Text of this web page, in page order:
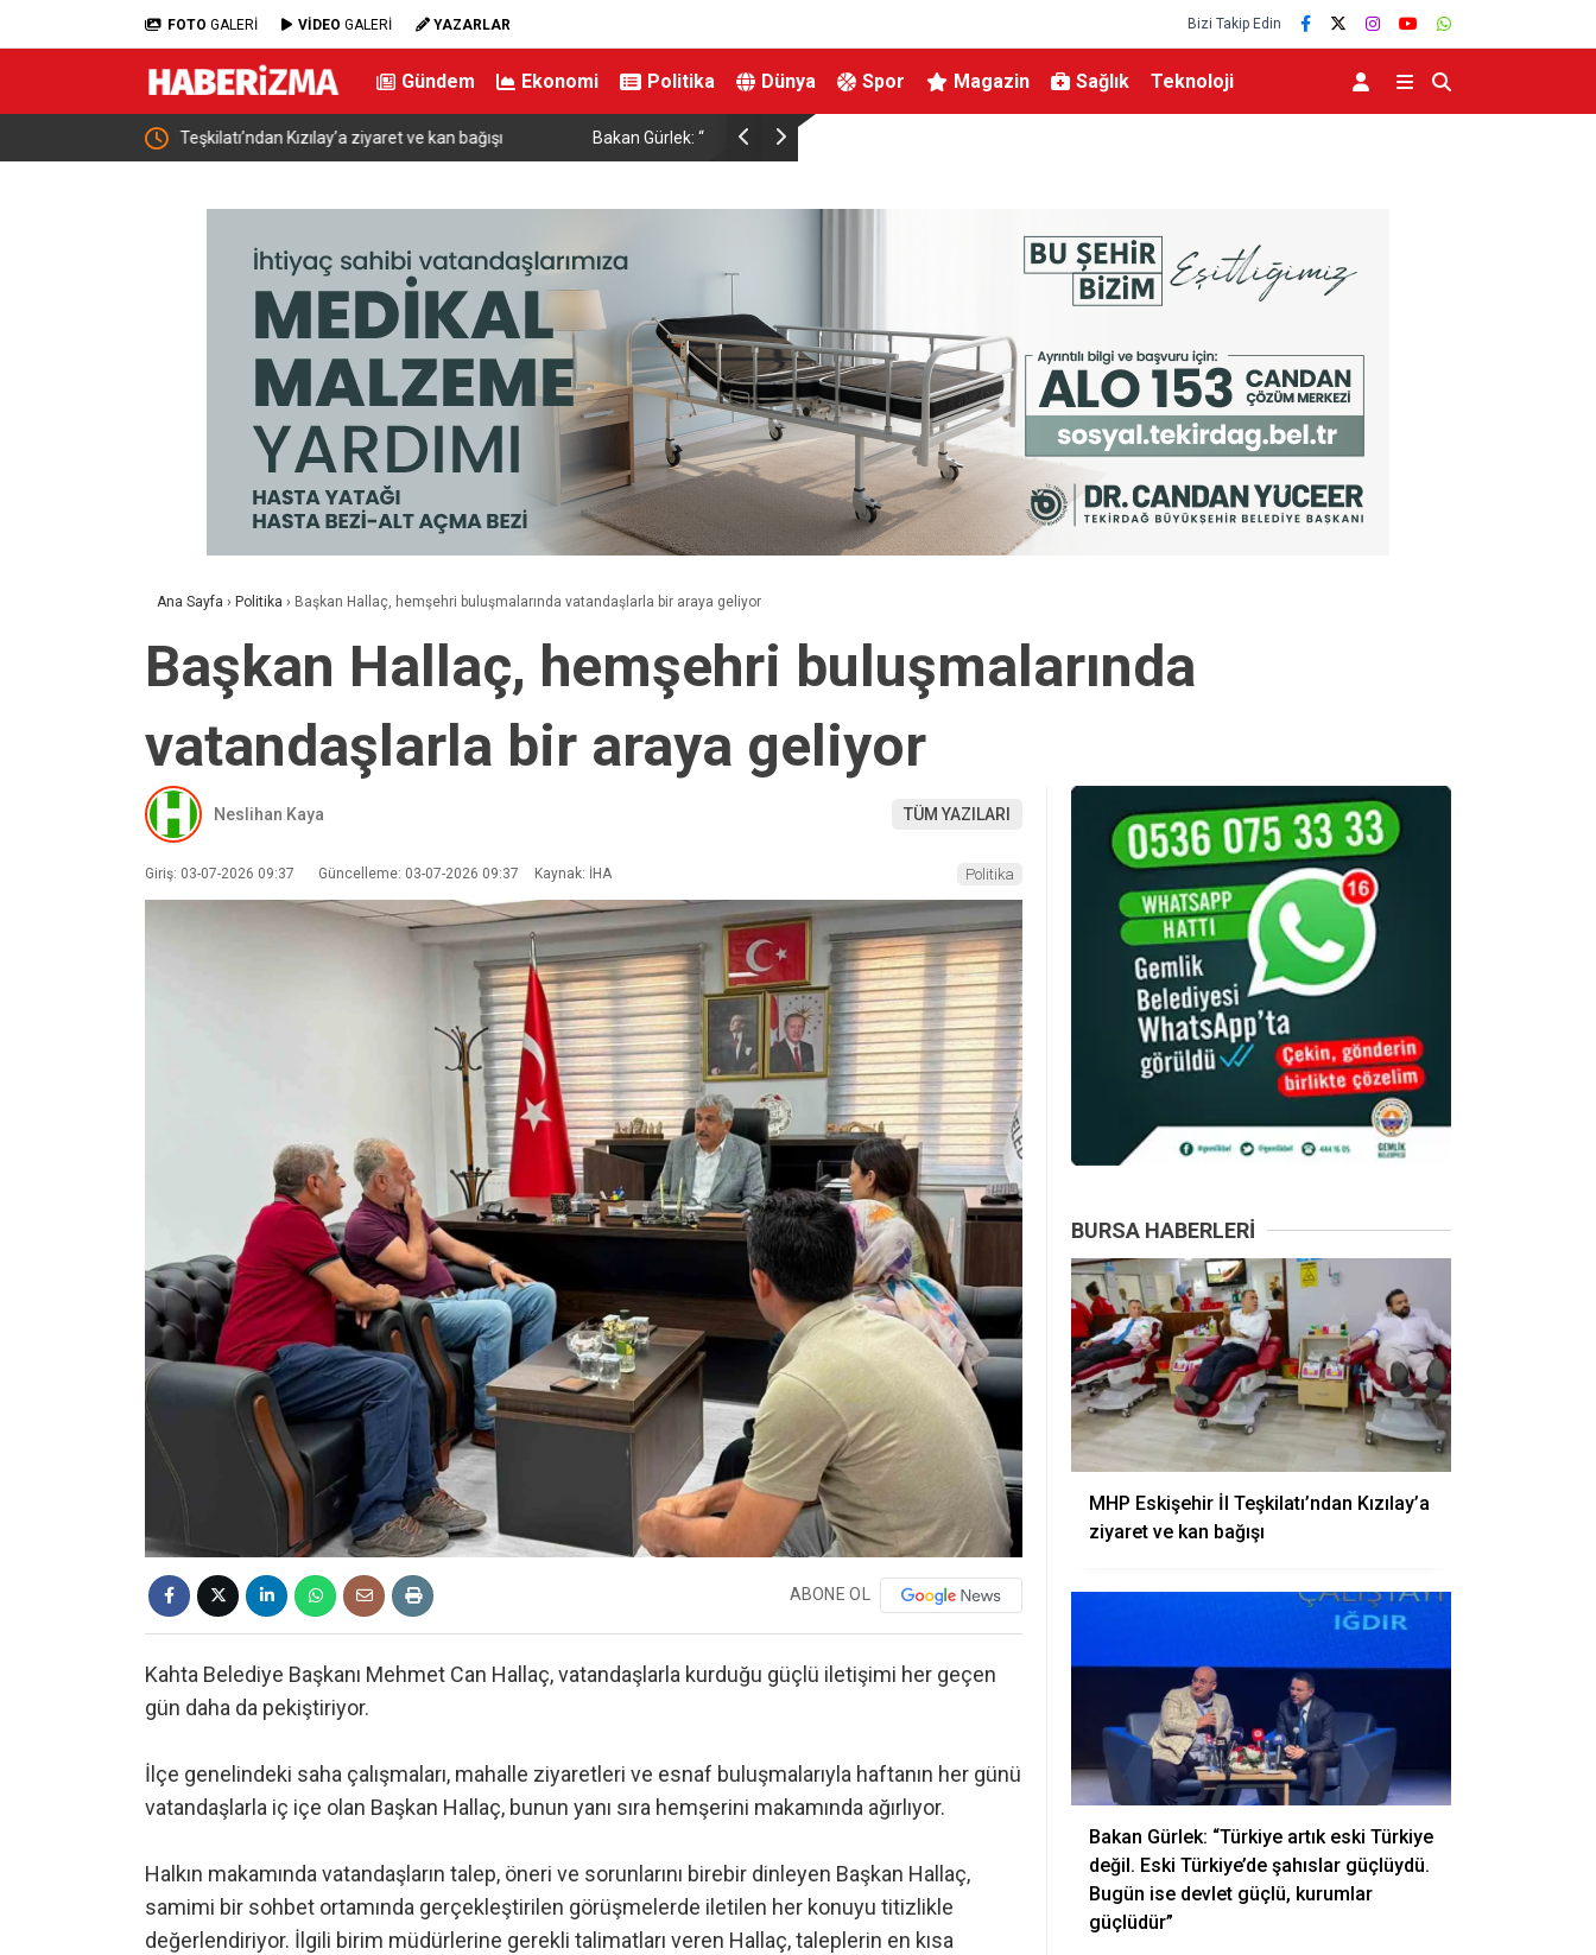
FOTO GALERİ VİDEO GALERİ YAZARLAR Bizi Takip Edin
Gündem Ekonomi Politika Dünya Spor Magazin Sağlık Teknoloji
Bakan Gürlek: “Türkiye artık eski Türkiye değil. Eski Türkiye’de şahıslar İçişleri Bakanı Çiftçi, cuma ve cenaze namazlarına katıldı
Ana Sayfa › Politika › Başkan Hallaç, hemşehri buluşmalarında vatandaşlarla bir araya geliyor
Başkan Hallaç, hemşehri buluşmalarında
vatandaşlarla bir araya geliyor
Neslihan Kaya TÜM YAZILARI
Giriş: 03-07-2026 09:37 Güncelleme: 03-07-2026 09:37 Kaynak: İHA Politika
ABONE OL
Kahta Belediye Başkanı Mehmet Can Hallaç, vatandaşlarla kurduğu güçlü iletişimi her geçen
gün daha da pekiştiriyor.
İlçe genelindeki saha çalışmaları, mahalle ziyaretleri ve esnaf buluşmalarıyla haftanın her günü
vatandaşlarla iç içe olan Başkan Hallaç, bunun yanı sıra hemşerini makamında ağırlıyor.
Halkın makamında vatandaşların talep, öneri ve sorunlarını birebir dinleyen Başkan Hallaç,
samimi bir sohbet ortamında gerçekleştirilen görüşmelerde iletilen her konuyu titizlikle
değerlendiriyor. İlgili birim müdürlerine gerekli talimatları veren Hallaç, taleplerin en kısa
BURSA HABERLERI
MHP Eskişehir İl Teşkilatı’ndan Kızılay’a
ziyaret ve kan bağışı
Bakan Gürlek: “Türkiye artık eski Türkiye
değil. Eski Türkiye’de şahıslar güçlüydü.
Bugün ise devlet güçlü, kurumlar
güçlüdür”